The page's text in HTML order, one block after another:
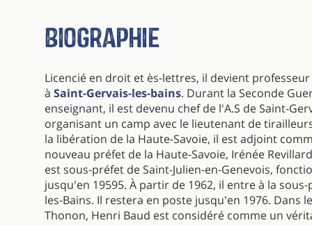
Biographie
Licencié en droit et ès-lettres, il devient
à Saint-Gervais-les-bains. Durant la Seconde
enseignant, il est devenu chef de l'A.S de Saint-
organisant un camp avec le lieutenant de
la libération de la Haute-Savoie, il est adjoint
nouveau préfet de la Haute-Savoie, Irénée
est sous-préfet de Saint-Julien-en-Genevois,
jusqu'en 19595. À partir de 1962, il entre à la
les-Bains. Il restera en poste jusqu'en 1976. Dans
Thonon, Henri Baud est considéré comme un